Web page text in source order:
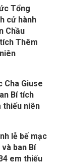
Tổng
cử hành
Chầu
Thêm
Cha Giuse
Bí tích
thiếu niên
lễ bế mạc
ban Bí
em thiếu